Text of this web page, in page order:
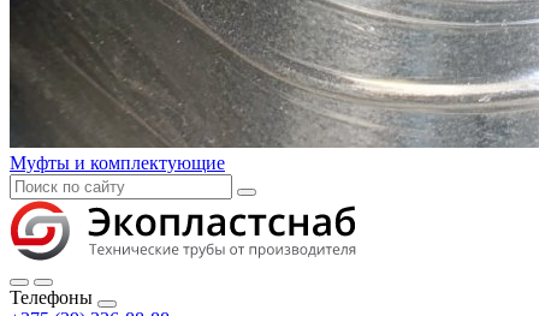
Муфты и комплектующие
Телефоны